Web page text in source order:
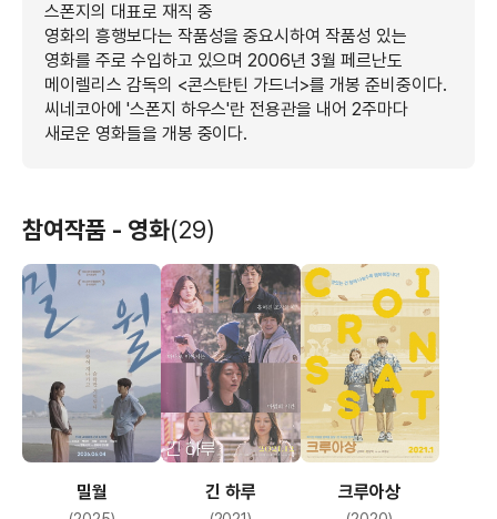
스폰지의 대표로 재직 중
영화의 흥행보다는 작품성을 중요시하여 작품성 있는
영화를 주로 수입하고 있으며 2006년 3월 페르난도
메이렐리스 감독의 <콘스탄틴 가드너>를 개봉 준비중이다.
씨네코아에 '스폰지 하우스'란 전용관을 내어 2주마다
새로운 영화들을 개봉 중이다.
참여작품 - 영화(29)
밀월 긴 하루 크루아상